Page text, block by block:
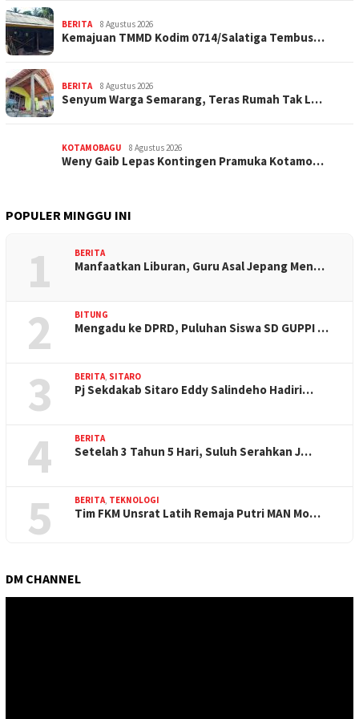
BERITA 8 Agustus 2026
Kemajuan TMMD Kodim 0714/Salatiga Tembus…
BERITA 8 Agustus 2026
Senyum Warga Semarang, Teras Rumah Tak L…
KOTAMOBAGU 8 Agustus 2026
Weny Gaib Lepas Kontingen Pramuka Kotamo…
POPULER MINGGU INI
1 BERITA
Manfaatkan Liburan, Guru Asal Jepang Men…
2 BITUNG
Mengadu ke DPRD, Puluhan Siswa SD GUPPI …
3 BERITA, SITARO
Pj Sekdakab Sitaro Eddy Salindeho Hadiri…
4 BERITA
Setelah 3 Tahun 5 Hari, Suluh Serahkan J…
5 BERITA, TEKNOLOGI
Tim FKM Unsrat Latih Remaja Putri MAN Mo…
DM CHANNEL